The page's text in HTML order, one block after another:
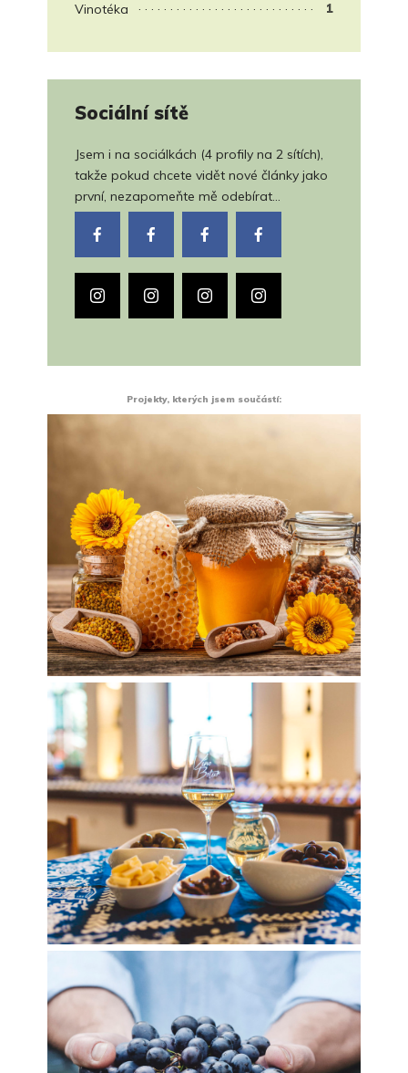
Vinotéka 1
Sociální sítě
Jsem i na sociálkách (4 profily na 2 sítích),
takže pokud chcete vidět nové články jako
první, nezapomeňte mě odebírat...
Projekty, kterých jsem součástí: